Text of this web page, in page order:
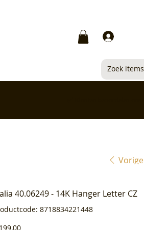
Vorige
40.06249 - 14K Hanger Letter CZ
Productcode
8718834221448
8718834221448